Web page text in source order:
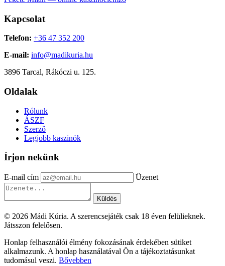
Kapcsolat
Telefon: +36 47 352 200
E-mail: info@madikuria.hu
3896 Tarcal, Rákóczi u. 125.
Oldalak
Rólunk
ÁSZF
Szerző
Legjobb kaszinók
Írjon nekünk
E-mail cím Üzenet
Küldés
© 2026 Mádi Kúria. A szerencsejáték csak 18 éven felülieknek.
Játsszon felelősen.
Honlap felhasználói élmény fokozásának érdekében sütiket
alkalmazunk. A honlap használatával Ön a tájékoztatásunkat
tudomásul veszi. Bővebben